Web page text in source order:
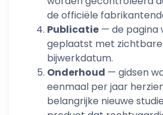
de officiële
Publicatie — de pagina
geplaatst met
bijwerkdatum.
Onderhoud — gidsen
eenmaal per jaar
belangrijke nieuwe